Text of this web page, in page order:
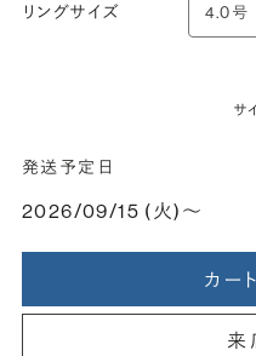
リングサイズ
サ
発送予定日
2026/09/15 (火)〜
カー
来